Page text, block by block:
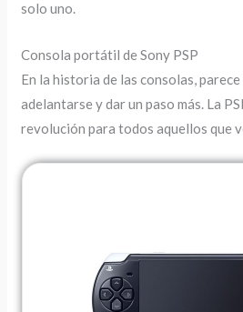
solo uno.
Consola portátil de Sony PSP
En la historia de las consolas,
adelantarse y dar un paso más. La
revolución para todos aquellos que